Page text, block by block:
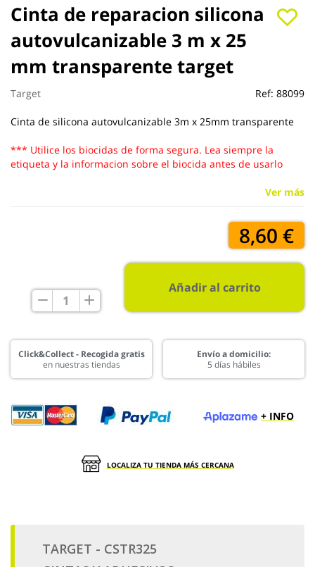
Cinta de reparacion silicona
autovulcanizable 3 m x 25
mm transparente target
Target Ref: 88099
Cinta de silicona autovulcanizable 3m x 25mm transparente
*** Utilice los biocidas de forma segura. Lea siempre la
etiqueta y la informacion sobre el biocida antes de usarlo
Ver más
8,60 €
Añadir al carrito
Click&Collect - Recogida gratis
en nuestras tiendas
Envío a domicilio:
5 días hábiles
+ INFO
LOCALIZA TU TIENDA MÁS CERCANA
Saltar
al
comienzo
de
la
galería
de